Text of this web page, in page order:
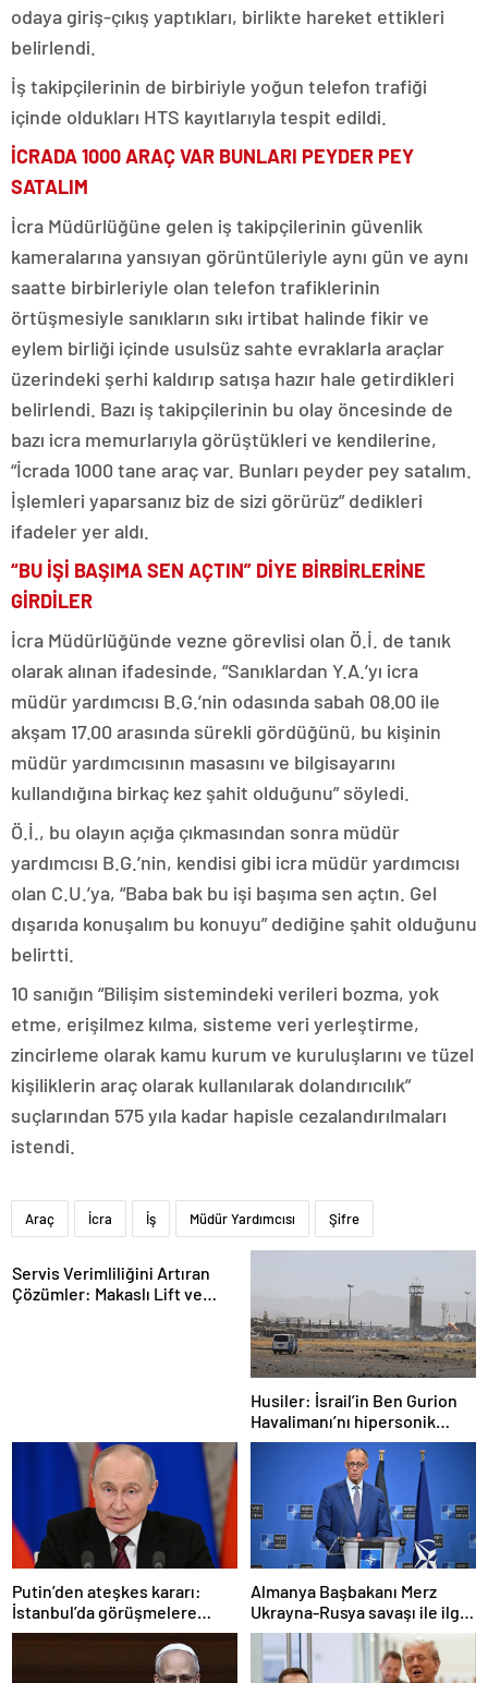
odaya giriş-çıkış yaptıkları, birlikte hareket ettikleri
belirlendi.
İş takipçilerinin de birbiriyle yoğun telefon trafiği
içinde oldukları HTS kayıtlarıyla tespit edildi.
İCRADA 1000 ARAÇ VAR BUNLARI PEYDER PEY
SATALIM
İcra Müdürlüğüne gelen iş takipçilerinin güvenlik
kameralarına yansıyan görüntüleriyle aynı gün ve aynı
saatte birbirleriyle olan telefon trafiklerinin
örtüşmesiyle sanıkların sıkı irtibat halinde fikir ve
eylem birliği içinde usulsüz sahte evraklarla araçlar
üzerindeki şerhi kaldırıp satışa hazır hale getirdikleri
belirlendi. Bazı iş takipçilerinin bu olay öncesinde de
bazı icra memurlarıyla görüştükleri ve kendilerine,
“İcrada 1000 tane araç var. Bunları peyder pey satalım.
İşlemleri yaparsanız biz de sizi görürüz” dedikleri
ifadeler yer aldı.
“BU İŞİ BAŞIMA SEN AÇTIN” DİYE BİRBİRLERİNE
GİRDİLER
İcra Müdürlüğünde vezne görevlisi olan Ö.İ. de tanık
olarak alınan ifadesinde, “Sanıklardan Y.A.’yı icra
müdür yardımcısı B.G.’nin odasında sabah 08.00 ile
akşam 17.00 arasında sürekli gördüğünü, bu kişinin
müdür yardımcısının masasını ve bilgisayarını
kullandığına birkaç kez şahit olduğunu” söyledi.
Ö.İ., bu olayın açığa çıkmasından sonra müdür
yardımcısı B.G.’nin, kendisi gibi icra müdür yardımcısı
olan C.U.’ya, “Baba bak bu işi başıma sen açtın. Gel
dışarıda konuşalım bu konuyu” dediğine şahit olduğunu
belirtti.
10 sanığın “Bilişim sistemindeki verileri bozma, yok
etme, erişilmez kılma, sisteme veri yerleştirme,
zincirleme olarak kamu kurum ve kuruluşlarını ve tüzel
kişiliklerin araç olarak kullanılarak dolandırıcılık”
suçlarından 575 yıla kadar hapisle cezalandırılmaları
istendi.
Araç İcra İş Müdür Yardımcısı Şifre
Servis Verimliliğini Artıran
Çözümler: Makaslı Lift ve
Husiler: İsrail’in Ben Gurion
Havalimanı’nı hipersonik
füzeyle hedef aldık
Putin’den ateşkes kararı:
İstanbul’da görüşmelere
başlamayı öneriyoruz
Almanya Başbakanı Merz
Ukrayna-Rusya savaşı ile ilgili
konuştu: “Top Moskova’nın
sahasında”